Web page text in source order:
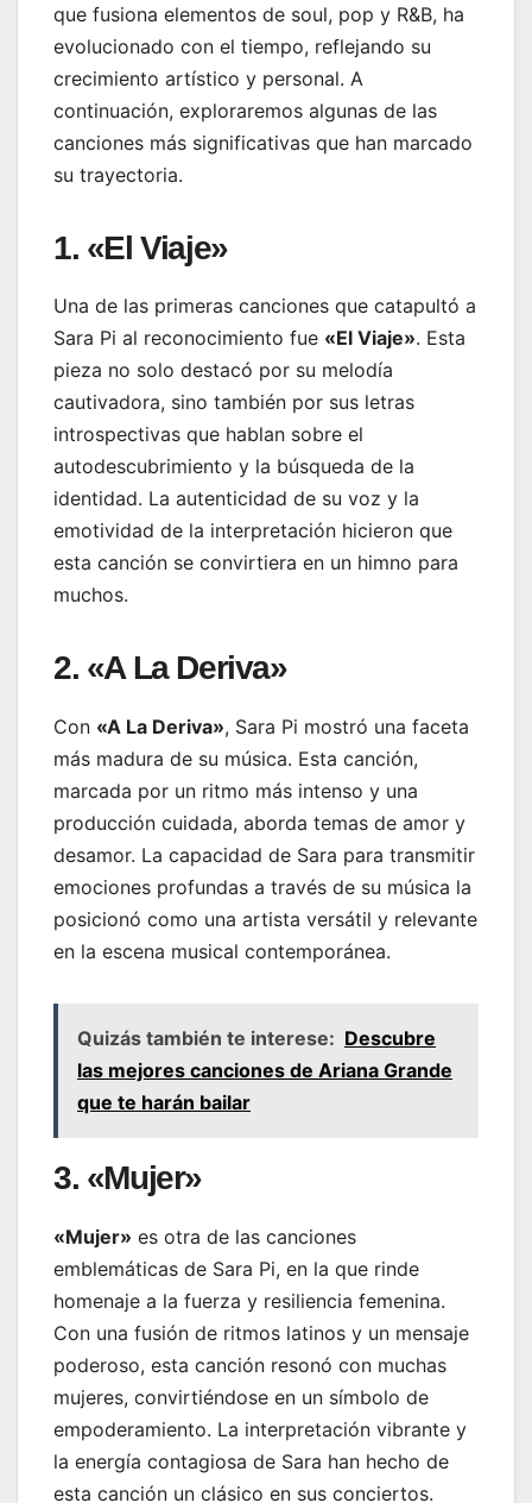
que fusiona elementos de soul, pop y R&B, ha
evolucionado con el tiempo, reflejando su
crecimiento artístico y personal. A
continuación, exploraremos algunas de las
canciones más significativas que han marcado
su trayectoria.
1. «El Viaje»
Una de las primeras canciones que catapultó a
Sara Pi al reconocimiento fue «El Viaje». Esta
pieza no solo destacó por su melodía
cautivadora, sino también por sus letras
introspectivas que hablan sobre el
autodescubrimiento y la búsqueda de la
identidad. La autenticidad de su voz y la
emotividad de la interpretación hicieron que
esta canción se convirtiera en un himno para
muchos.
2. «A La Deriva»
Con «A La Deriva», Sara Pi mostró una faceta
más madura de su música. Esta canción,
marcada por un ritmo más intenso y una
producción cuidada, aborda temas de amor y
desamor. La capacidad de Sara para transmitir
emociones profundas a través de su música la
posicionó como una artista versátil y relevante
en la escena musical contemporánea.
Quizás también te interese: Descubre
las mejores canciones de Ariana Grande
que te harán bailar
3. «Mujer»
«Mujer» es otra de las canciones
emblemáticas de Sara Pi, en la que rinde
homenaje a la fuerza y resiliencia femenina.
Con una fusión de ritmos latinos y un mensaje
poderoso, esta canción resonó con muchas
mujeres, convirtiéndose en un símbolo de
empoderamiento. La interpretación vibrante y
la energía contagiosa de Sara han hecho de
esta canción un clásico en sus conciertos.